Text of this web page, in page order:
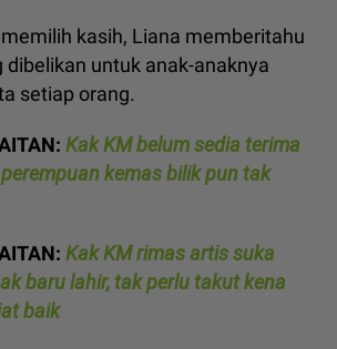
kasih, Liana memberitahu
dibelikan untuk anak-anaknya
setiap orang.
Kak KM belum sedia terima
kemas bilik pun tak
Kak KM rimas artis suka
baru lahir, tak perlu takut kena
baik